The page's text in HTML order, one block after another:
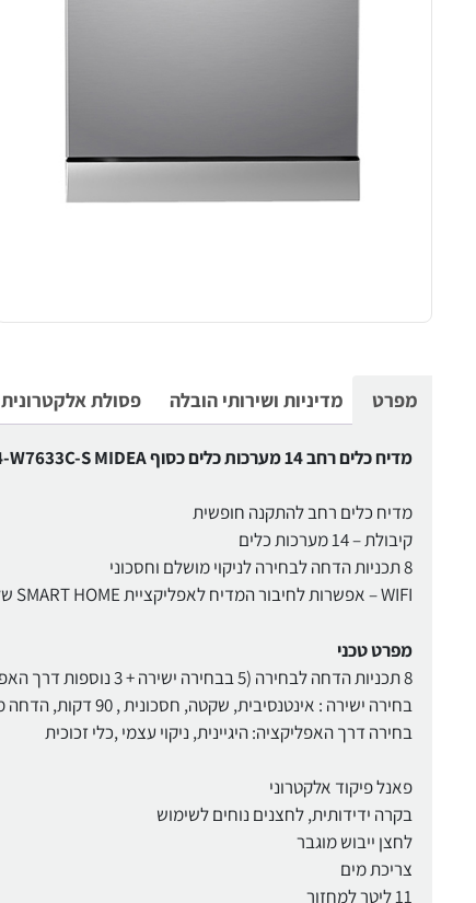
מפרט מדיניות ושירותי הובלה פסולת אלקטרונית
מדיח כלים רחב 14 מערכות כלים כסוף WQP14-W7633C-S MIDEA
מדיח כלים רחב להתקנה חופשית
קיבולת – 14 מערכות כלים
8 תכניות הדחה לבחירה לניקוי מושלם וחסכוני
WIFI – אפשרות לחיבור המדיח לאפליקציית SMART HOME של MIDEA
מפרט טכני
8 תכניות הדחה לבחירה (5 בבחירה ישירה + 3 נוספות דרך האפליקציה) –
בחירה ישירה : אינטנסיבית, שקטה, חסכונית , 90 דקות, הדחה מהירה
בחירה דרך האפליקציה: היגיינית, ניקוי עצמי ,כלי זכוכית
פאנל פיקוד אלקטרוני
בקרה ידידותית, לחצנים נוחים לשימוש
לחצן ייבוש מוגבר
צריכת מים
11 ליטר למחזור